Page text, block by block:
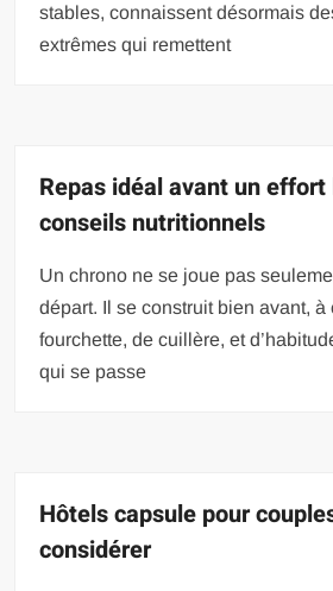
stables, connaissent désormais
extrêmes qui remettent
Repas idéal avant un
conseils nutritionnels
Un chrono ne se joue pas
départ. Il se construit bien avant, à
fourchette, de cuillère, et
qui se passe
Hôtels capsule pour
considérer